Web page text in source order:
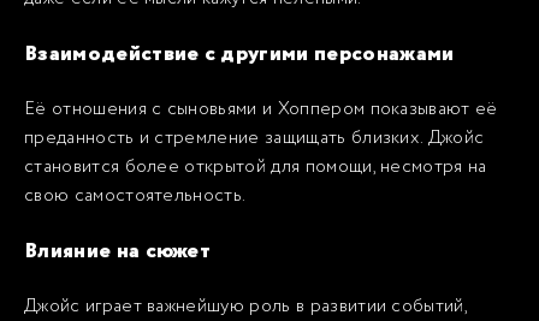
Взаимодействие с другими персонажами
Её отношения с сыновьями и Хоппером показывают её
преданность и стремление защищать близких. Джойс
становится более открытой для помощи, несмотря на
свою самостоятельность.
Влияние на сюжет
Джойс играет важнейшую роль в развитии событий,